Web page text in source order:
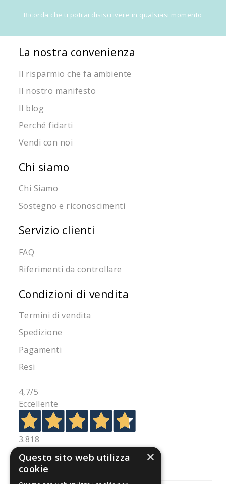
Ricorda che ti potrai disiscrivere in qualsiasi momento
La nostra convenienza
Il risparmio che fa ambiente
Il nostro manifesto
Il blog
Perché fidarti
Vendi con noi
Chi siamo
Chi Siamo
Sostegno e riconoscimenti
Servizio clienti
FAQ
Riferimenti da controllare
Condizioni di vendita
Termini di vendita
Spedizione
Pagamenti
Resi
4,7/5
Eccellente
3.818
Recensioni
×
Questo sito web utilizza
cookie